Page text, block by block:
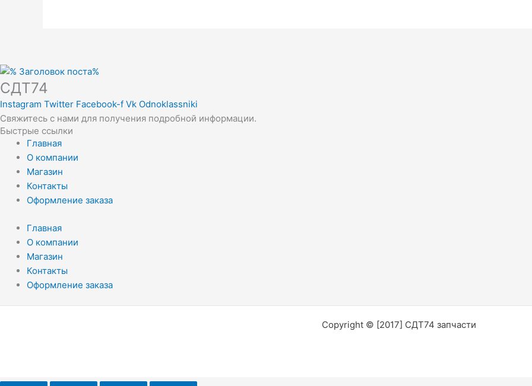
СДТ74
Instagram Twitter Facebook-f Vk Odnoklassniki
Свяжитесь с нами для получения подробной информации.
Быстрые ссылки
Главная
О компании
Магазин
Контакты
Оформление заказа
Главная
О компании
Магазин
Контакты
Оформление заказа
Copyright © [2017] СДТ74 запчасти